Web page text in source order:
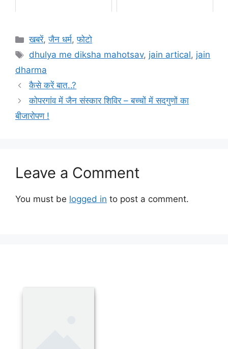
Categories
खबरें,जैन धर्म,फोटो
Tags
dhulya me diksha mahotsav, jain artical, jain
dharma
कैसे करें बात..?
कोपरगांव में जैन संस्कार शिविर – बच्चों में सदगुणों का
बीजारोपण !
Leave a Comment
You must be logged in to post a comment.